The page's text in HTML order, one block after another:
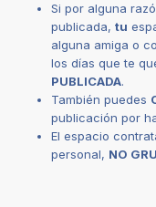
Si por alguna
publicada, tu
alguna amiga o
los días que te
PUBLICADA.
También puedes
publicación por
El espacio
personal, NO